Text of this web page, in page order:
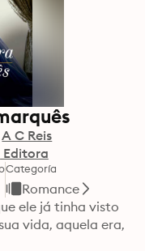
A C Reis
Editora
Categoría
Romance
ele já tinha visto
vida, aquela era,